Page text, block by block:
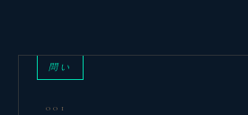
問い
001